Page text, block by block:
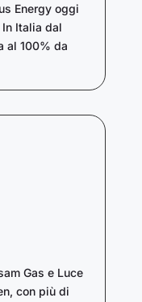
Energy oggi
Italia dal
al 100% da
Gas e Luce
con più di